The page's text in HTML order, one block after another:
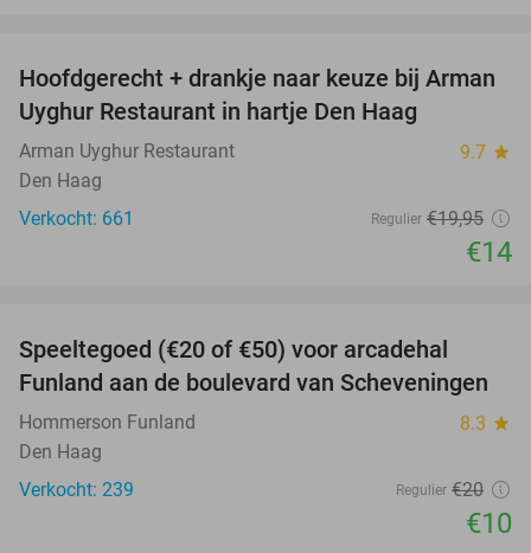
30%
Hoofdgerecht + drankje naar keuze bij Arman
Uyghur Restaurant in hartje Den Haag
Arman Uyghur Restaurant 9.7 star
Den Haag
Verkocht: 661
Regulier €19,95
€14
Speeltegoed (€20 of €50) voor arcadehal
Funland aan de boulevard van Scheveningen
Hommerson Funland 8.3 star
Den Haag
Verkocht: 239
Regulier €20
€10